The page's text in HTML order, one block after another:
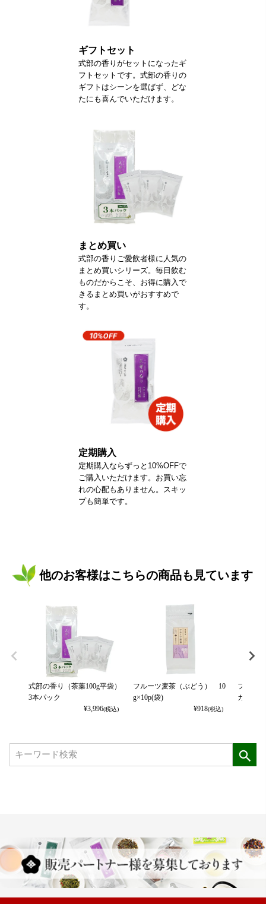
ギフトセット
式部の香りがセットになったギ
フトセットです。式部の香りの
ギフトはシーンを選ばず、どな
たにも喜んでいただけます。
まとめ買い
式部の香りご愛飲者様に人気の
まとめ買いシリーズ。毎日飲む
ものだからこそ、お得に購入で
きるまとめ買いがおすすめで
す。
定期購入
定期購入ならずっと10%OFFで
ご購入いただけます。お買い忘
れの心配もありません。スキッ
プも簡単です。
他のお客様はこちらの商品も見ています
式部の香り（茶葉100g平袋）
3本パック
¥3,996(税込)
フルーツ麦茶（ぶどう） 10
g×10p(袋)
¥918(税込)
フルー
カット